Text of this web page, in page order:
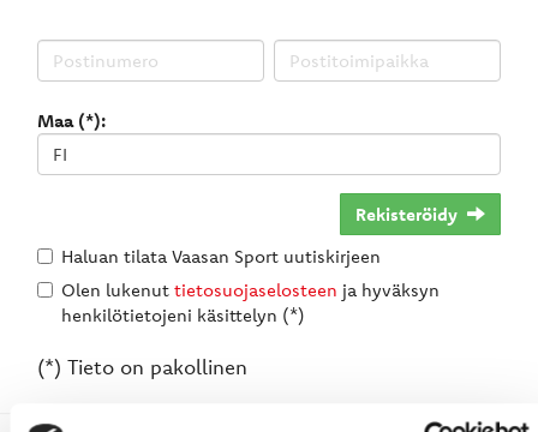
Maa (*):
Rekisteröidy
Haluan tilata Vaasan Sport uutiskirjeen
Olen lukenut tietosuojaselosteen ja hyväksyn
henkilötietojeni käsittelyn (*)
(*) Tieto on pakollinen